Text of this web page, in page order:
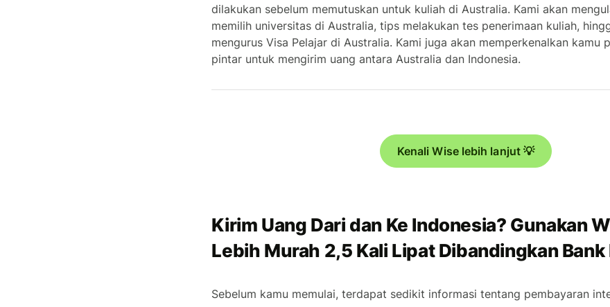
dilakukan sebelum memutuskan untuk kuliah di Australia. Kami akan
memilih universitas di Australia, tips melakukan tes penerimaan kuliah,
mengurus Visa Pelajar di Australia. Kami juga akan memperkenalkan kamu
pintar untuk mengirim uang antara Australia dan Indonesia.
Kenali Wise lebih lanjut 💡
Kirim Uang Dari dan Ke Indonesia? Gunakan
Lebih Murah 2,5 Kali Lipat Dibandingkan
Sebelum kamu memulai, terdapat sedikit informasi tentang pembayaran